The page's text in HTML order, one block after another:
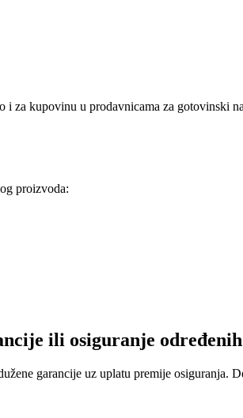
za kupovinu u prodavnicama za gotovinski
proizvoda:
ili osiguranje
garancije uz uplatu premije osiguranja.